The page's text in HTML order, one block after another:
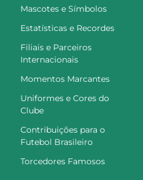
Mascotes e Símbolos
Estatísticas e Recordes
Filiais e Parceiros
Internacionais
Momentos Marcantes
Uniformes e Cores do
Clube
Contribuições para o
Futebol Brasileiro
Torcedores Famosos